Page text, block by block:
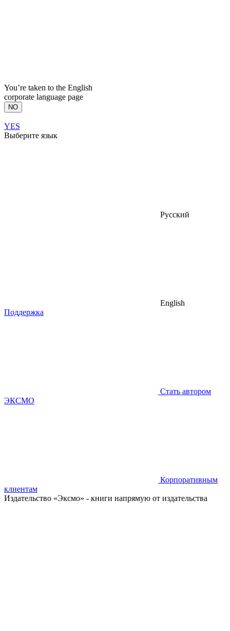
You’re taken to the English
corporate language page
NO
YES
Выберите язык
Русский
English
Поддержка
Стать автором
ЭКСМО
Корпоративным
клиентам
Издательство «Эксмо» - книги напрямую от издательства